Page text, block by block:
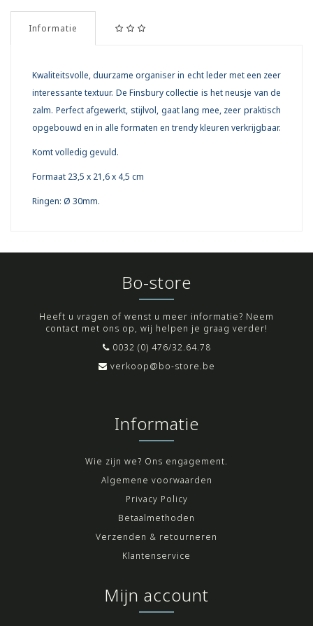
Informatie
Kwaliteitsvolle, duurzame organiser in echt leder met een zeer
interessante textuur. De Finsbury collectie is het neusje van de
zalm. Perfect afgewerkt, stijlvol, gaat lang mee, zeer praktisch
opgebouwd en in alle formaten en trendy kleuren verkrijgbaar.
Komt volledig gevuld.
Formaat 23,5 x 21,6 x 4,5 cm
Ringen: Ø 30mm.
Bo-store
Heeft u vragen of wenst u meer informatie? Neem
contact met ons op, wij helpen je graag verder!
0032 (0) 476/32.64.78
verkoop@bo-store.be
Informatie
Wie zijn we? Ons engagement.
Algemene voorwaarden
Privacy Policy
Betaalmethoden
Verzenden & retourneren
Klantenservice
Mijn account